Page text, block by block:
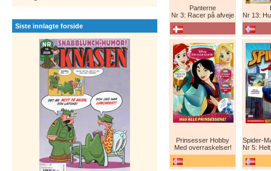
Siste innlagte forside
Panterne
Nr 3: Racer på afveje
Nr 13: Humor
Prinsesser Hobby
Med overraskelser!
Nr 5: Helt ny